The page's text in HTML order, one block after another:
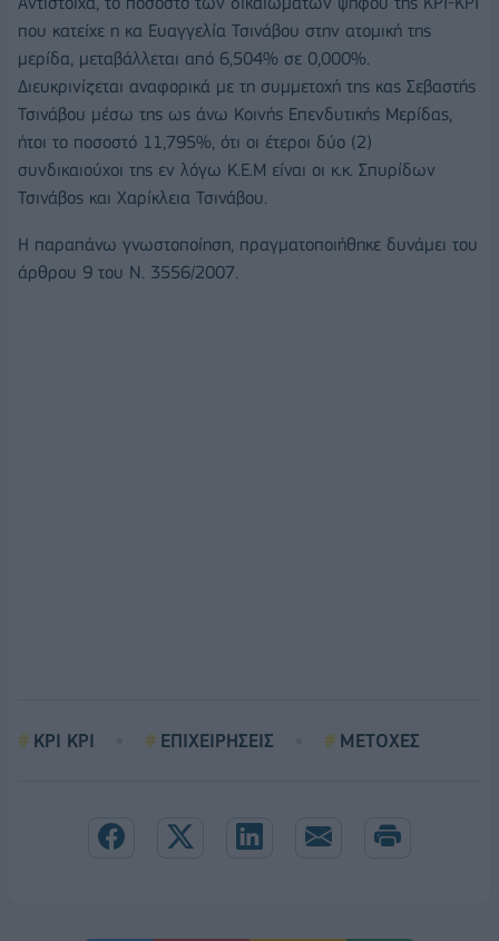
που κατείχε η κα Ευαγγελία Τσινάβου στην ατομική της
μερίδα, μεταβάλλεται από 6,504% σε 0,000%.
Διευκρινίζεται αναφορικά με τη συμμετοχή της κας Σεβαστής
Τσινάβου μέσω της ως άνω Κοινής Επενδυτικής Μερίδας,
ήτοι το ποσοστό 11,795%, ότι οι έτεροι δύο (2)
συνδικαιούχοι της εν λόγω Κ.Ε.Μ είναι οι κ.κ. Σπυρίδων
Τσινάβος και Χαρίκλεια Τσινάβου.
Η παραπάνω γνωστοποίηση, πραγματοποιήθηκε δυνάμει του
άρθρου 9 του Ν. 3556/2007.
ΚΡΙ ΚΡΙ ΕΠΙΧΕΙΡΗΣΕΙΣ ΜΕΤΟΧΕΣ